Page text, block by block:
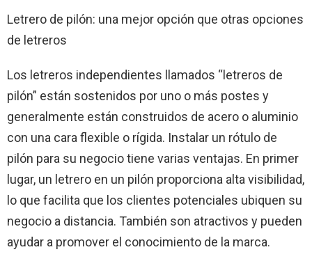
Letrero de pilón: una mejor opción que otras opciones
de letreros
Los letreros independientes llamados “letreros de
pilón” están sostenidos por uno o más postes y
generalmente están construidos de acero o aluminio
con una cara flexible o rígida. Instalar un rótulo de
pilón para su negocio tiene varias ventajas. En primer
lugar, un letrero en un pilón proporciona alta visibilidad,
lo que facilita que los clientes potenciales ubiquen su
negocio a distancia. También son atractivos y pueden
ayudar a promover el conocimiento de la marca.